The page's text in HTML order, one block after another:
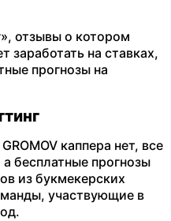
отзывы о котором
заработать на ставках,
прогнозы на
каппера нет, все
бесплатные прогнозы
из букмекерских
участвующие в